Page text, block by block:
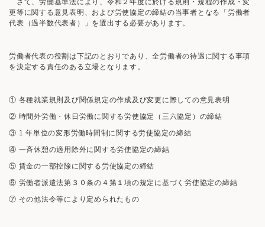
さて、労働基準法により、令和２年度に於ける規則・規程の作成・変
更等に関する意見表明、および労使協定の締結の当事者となる「労働者
代表（過半数代表者）」を選出する必要があります。
労働者代表の役割は下記のとおりであり、全労働者の待遇に関する事項
を決定する責任のある立場となります。
① 各種就業規則及び関係規定の作成及び変更に際しての意見表明
② 時間外労働・休日労働に関する労使協定（三六協定）の締結
③ 1 年単位の変形労働時間制に関する労使協定の締結
④ 一斉休憩の適用除外に関する労使協定の締結
⑤ 賃金の一部控除に関する労使協定の締結
⑥ 労働者派遣法第３０条の４第１項の規定に基づく労使協定の締結
⑦ その他法令等により定められたもの